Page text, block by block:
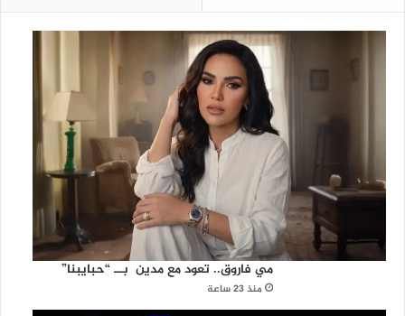
ي
مي فاروق.. تعود مع مدين بــ “حبايبنا”
منذ 23 ساعة